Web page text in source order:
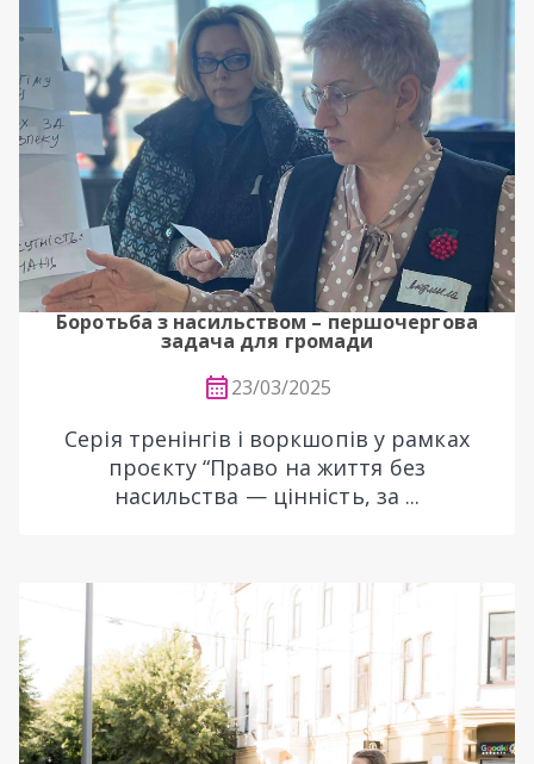
Боротьба з насильством – першочергова
задача для громади
23/03/2025
Серія тренінгів і воркшопів у рамках
проєкту “Право на життя без
насильства — цінність, за ...